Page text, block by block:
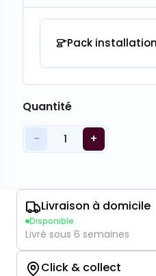
Pack installation
Quantité
− 1 +
Livraison à domicile
Disponible
Livré sous 6 semaines
Click & collect